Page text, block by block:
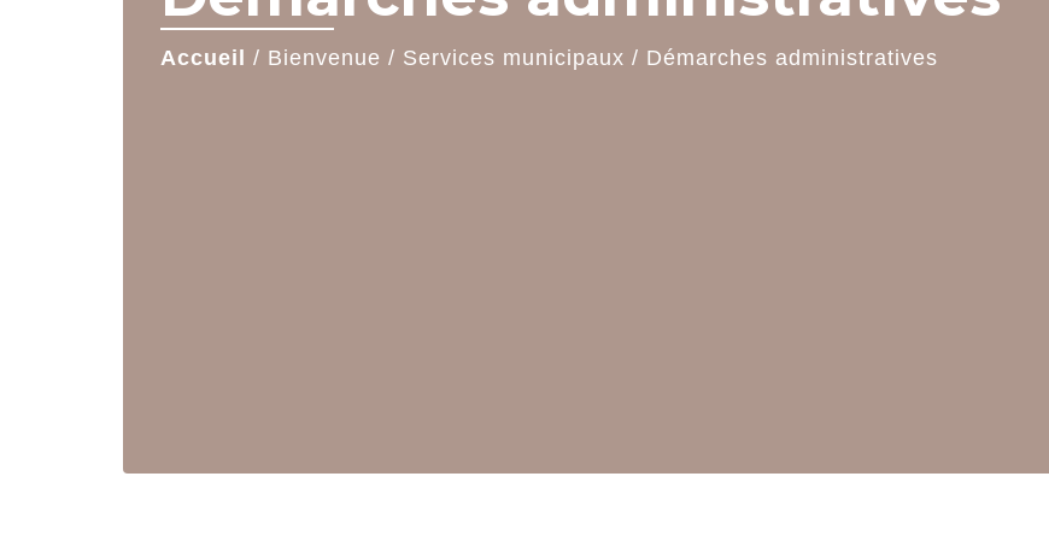
Accueil / Bienvenue / Services municipaux / Démarches administratives